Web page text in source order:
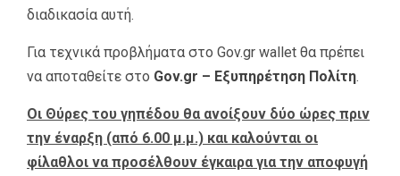
διαδικασία αυτή.
Για τεχνικά προβλήματα στο Gov.gr wallet θα πρέπει
να αποταθείτε στο Gov.gr – Εξυπηρέτηση Πολίτη.
Οι Θύρες του γηπέδου θα ανοίξουν δύο ώρες πριν
την έναρξη (από 6.00 μ.μ.) και καλούνται οι
φίλαθλοι να προσέλθουν έγκαιρα για την αποφυγή